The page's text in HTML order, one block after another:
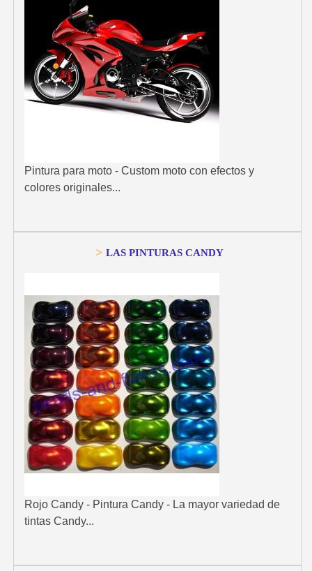
Pintura para moto - Custom moto con efectos y
colores originales...
> LAS PINTURAS CANDY
Rojo Candy - Pintura Candy - La mayor variedad de
tintas Candy...